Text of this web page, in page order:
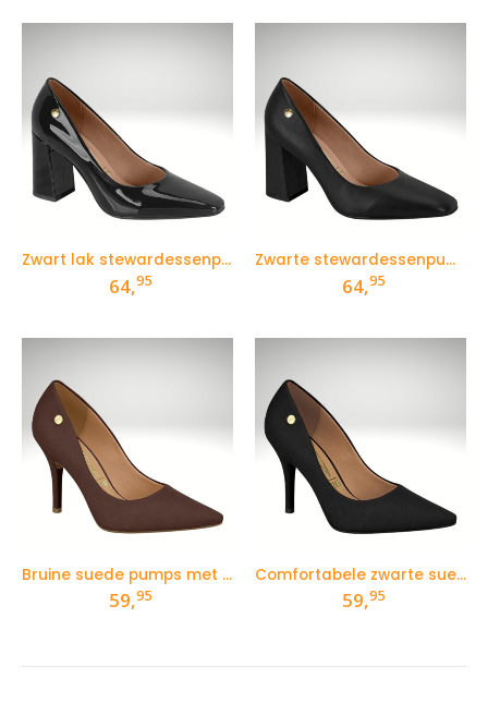
Zwart lak stewardessenpumps met blokhak
64,95
Zwarte stewardessenpumps met blokhak
64,95
Bruine suede pumps met naaldhak
59,95
Comfortabele zwarte suede pumps met naaldhak
59,95